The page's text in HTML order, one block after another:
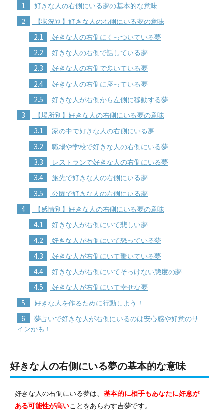
1 好きな人の右側にいる夢の基本的な意味
2 【状況別】好きな人の右側にいる夢の意味
2.1 好きな人の右側にくっついている夢
2.2 好きな人の右側で話している夢
2.3 好きな人の右側で歩いている夢
2.4 好きな人の右側に座っている夢
2.5 好きな人が右側から左側に移動する夢
3 【場所別】好きな人の右側にいる夢の意味
3.1 家の中で好きな人の右側にいる夢
3.2 職場や学校で好きな人の右側にいる夢
3.3 レストランで好きな人の右側にいる夢
3.4 旅先で好きな人の右側にいる夢
3.5 公園で好きな人の右側にいる夢
4 【感情別】好きな人の右側にいる夢の意味
4.1 好きな人が右側にいて悲しい夢
4.2 好きな人が右側にいて怒っている夢
4.3 好きな人が右側にいて驚いている夢
4.4 好きな人が右側にいてそっけない態度の夢
4.5 好きな人が右側にいて幸せな夢
5 好きな人を作るために行動しよう！
6
夢占いで好きな人が右側にいるのは安心感や好意のサ
インかも！
好きな人の右側にいる夢の基本的な意味
好きな人の右側にいる夢は、 基本的に相手もあなたに好意が
ある可能性が高いことをあらわす吉夢です。